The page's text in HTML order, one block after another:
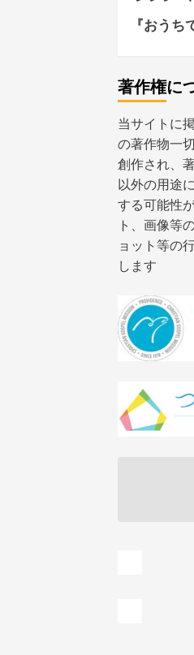
『おうち
著作権に
当サイトに
の著作物一
創作され、
以外の用途
する可能性
ト、画像等
ョット等の
します